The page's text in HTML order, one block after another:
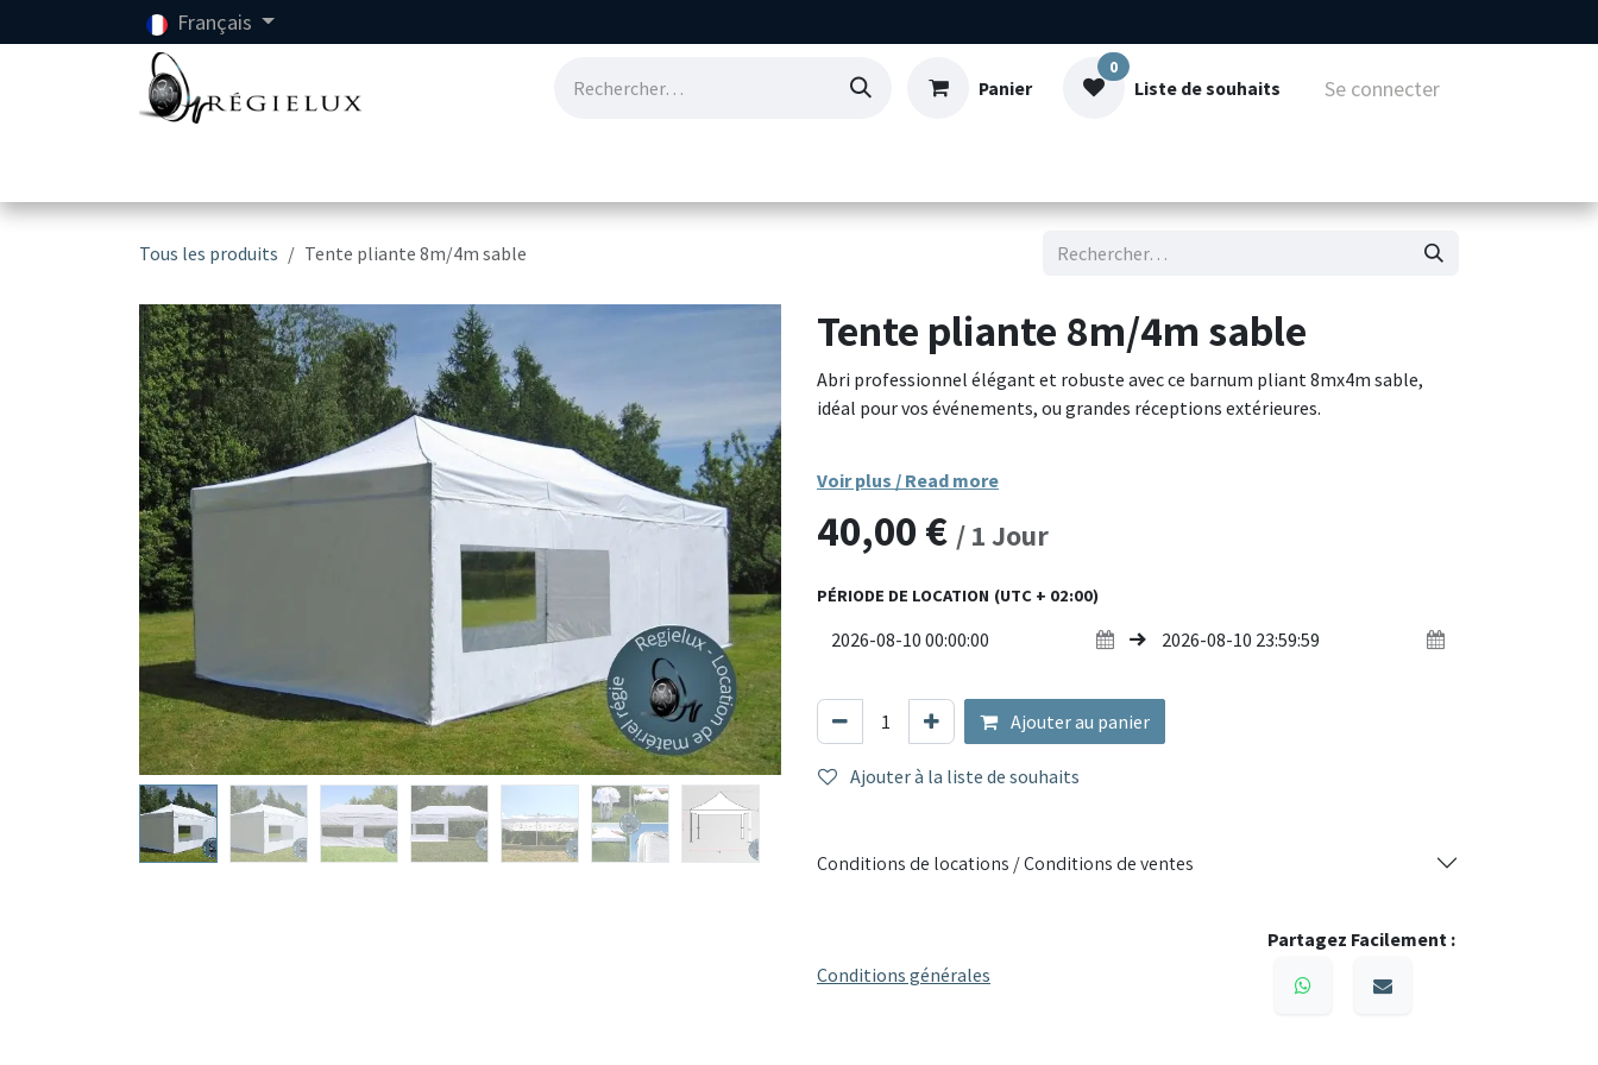
Se rendre au contenu Français
Panier
0
Liste de souhaits Se connecter
Tous les produits Tente pliante 8m/4m sable
Tente pliante 8m/4m sable
Abri professionnel élégant et robuste avec ce barnum pliant 8mx4m sable,
idéal pour vos événements, ou grandes réceptions extérieures.
ce barnum assure une excellente protection contre la pluie et les UV. Son
système de pliage rapide permet un montage et un démontage facile sans
outils. Sa large surface abritée est parfaite pour accueillir du public, des stands
Matériaux : structure en acier renforcé, toile polyester épaisse imperméable
Montage : pliage rapide avec hauteur réglable
Résistance : imperméable, anti-UV et conçu pour un usage extérieur intensif
Utilisation : événements, marchés, foires, paddocks, réceptions
Voir plus / Read more
40,00€ /1Jour
PÉRIODE DE LOCATION (UTC + 02:00)
Ajouter au panier
Ajouter à la liste de souhaits
Conditions de locations / Conditions de ventes
Conditions générales
Partagez Facilement :